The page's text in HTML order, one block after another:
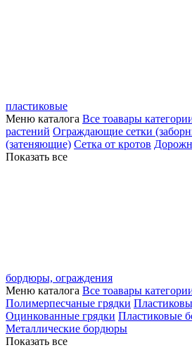
пластиковые
Меню каталога Все тоавары
растений Ограждающие сетки
(затеняющие) Сетка от кротов
Показать все
бордюры, ограждения
Меню каталога Все тоавары
Полимерпесчаные грядки
Оцинкованные грядки Пластиковые
Металлические бордюры
Показать все